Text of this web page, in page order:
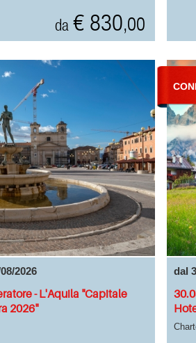
da € 830,00
2026
- L'Aquila "Capitale
2026"
dal